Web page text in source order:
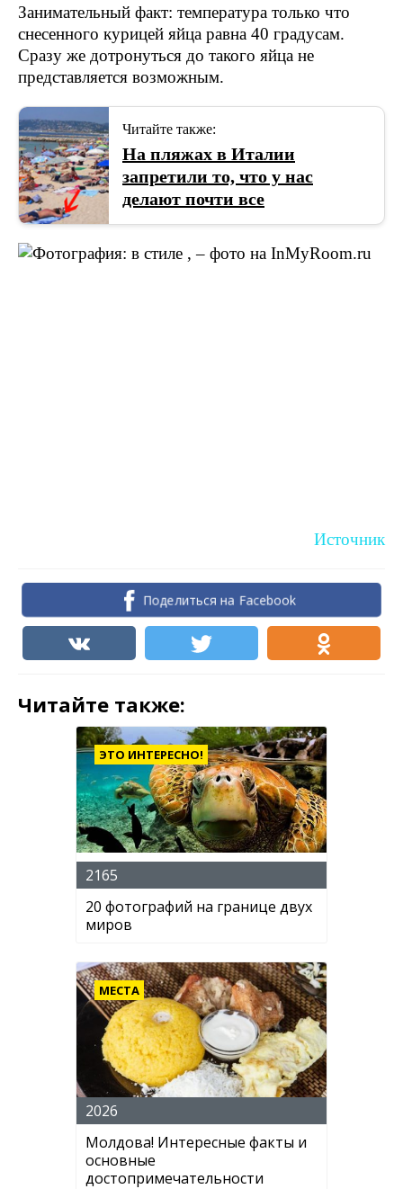
Занимательный факт: температура только что
снесенного курицей яйца равна 40 градусам.
Сразу же дотронуться до такого яйца не
представляется возможным.
Читайте также:
На пляжах в Италии
запретили то, что у нас
делают почти все
Источник
Поделиться на Facebook
Читайте также:
ЭТО ИНТЕРЕСНО!
2165
20 фотографий на границе двух
миров
МЕСТА
2026
Молдова! Интересные факты и
основные
достопримечательности